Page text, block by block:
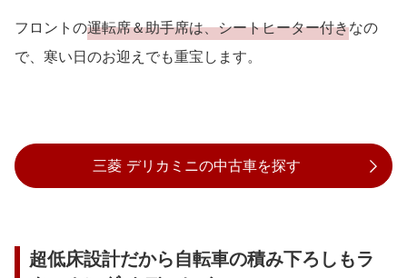
フロントの運転席＆助手席は、シートヒーター付きなの
で、寒い日のお迎えでも重宝します。
三菱 デリカミニの中古車を探す
超低床設計だから自転車の積み下ろしもラ